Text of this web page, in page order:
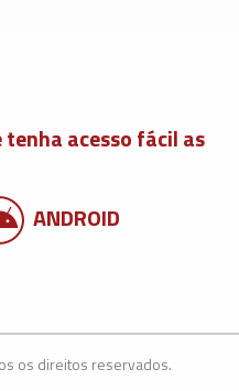
acesso fácil as
ANDROID
os direitos reservados.